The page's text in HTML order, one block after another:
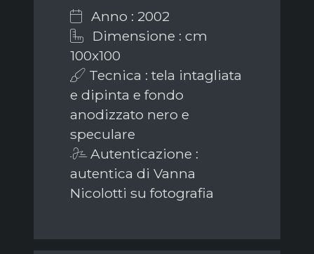
Anno : 2002
Dimensione : cm
100x100
Tecnica : tela intagliata
e dipinta e fondo
anodizzato nero e
speculare
Autenticazione :
autentica di Vanna
Nicolotti su fotografia